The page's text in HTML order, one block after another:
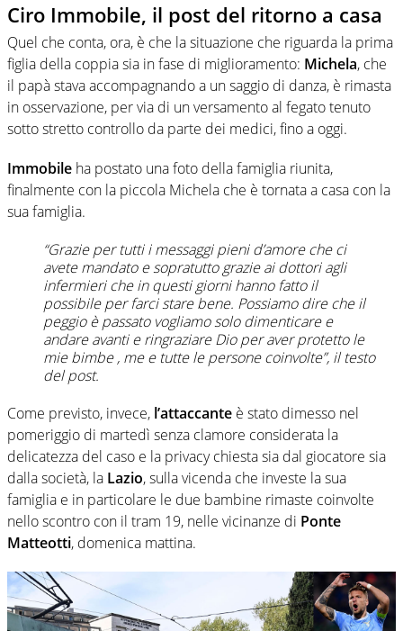
Ciro Immobile, il post del ritorno a casa
Quel che conta, ora, è che la situazione che riguarda la prima
figlia della coppia sia in fase di miglioramento: Michela, che
il papà stava accompagnando a un saggio di danza, è rimasta
in osservazione, per via di un versamento al fegato tenuto
sotto stretto controllo da parte dei medici, fino a oggi.
Immobile ha postato una foto della famiglia riunita,
finalmente con la piccola Michela che è tornata a casa con la
sua famiglia.
“Grazie per tutti i messaggi pieni d’amore che ci
avete mandato e sopratutto grazie ai dottori agli
infermieri che in questi giorni hanno fatto il
possibile per farci stare bene. Possiamo dire che il
peggio è passato vogliamo solo dimenticare e
andare avanti e ringraziare Dio per aver protetto le
mie bimbe , me e tutte le persone coinvolte”, il testo
del post.
Come previsto, invece, l’attaccante è stato dimesso nel
pomeriggio di martedì senza clamore considerata la
delicatezza del caso e la privacy chiesta sia dal giocatore sia
dalla società, la Lazio, sulla vicenda che investe la sua
famiglia e in particolare le due bambine rimaste coinvolte
nello scontro con il tram 19, nelle vicinanze di Ponte
Matteotti, domenica mattina.